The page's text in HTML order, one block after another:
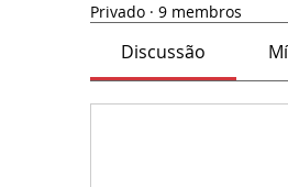
Privado · 9 membros
Discussão